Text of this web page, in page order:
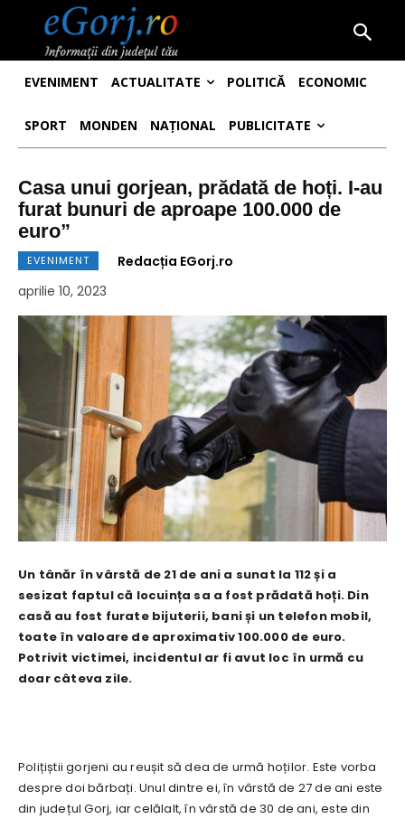
EVENIMENT ACTUALITATE POLITICĂ ECONOMIC
SPORT MONDEN NAȚIONAL PUBLICITATE
Casa unui gorjean, prădată de hoți. I-au
furat bunuri de aproape 100.000 de
euro”
EVENIMENT
Redacția EGorj.ro
aprilie 10, 2023
Un tânăr în vârstă de 21 de ani a sunat la 112 și a
sesizat faptul că locuința sa a fost prădată hoți. Din
casă au fost furate bijuterii, bani și un telefon mobil,
toate în valoare de aproximativ 100.000 de euro.
Potrivit victimei, incidentul ar fi avut loc în urmă cu
doar câteva zile.
Polițiștii gorjeni au reușit să dea de urmă hoților. Este vorba
despre doi bărbați. Unul dintre ei, în vârstă de 27 de ani este
din județul Gorj, iar celălalt, în vârstă de 30 de ani, este din